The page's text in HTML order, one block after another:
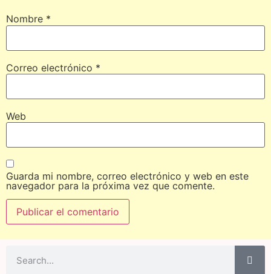
Nombre *
Correo electrónico *
Web
Guarda mi nombre, correo electrónico y web en este
navegador para la próxima vez que comente.